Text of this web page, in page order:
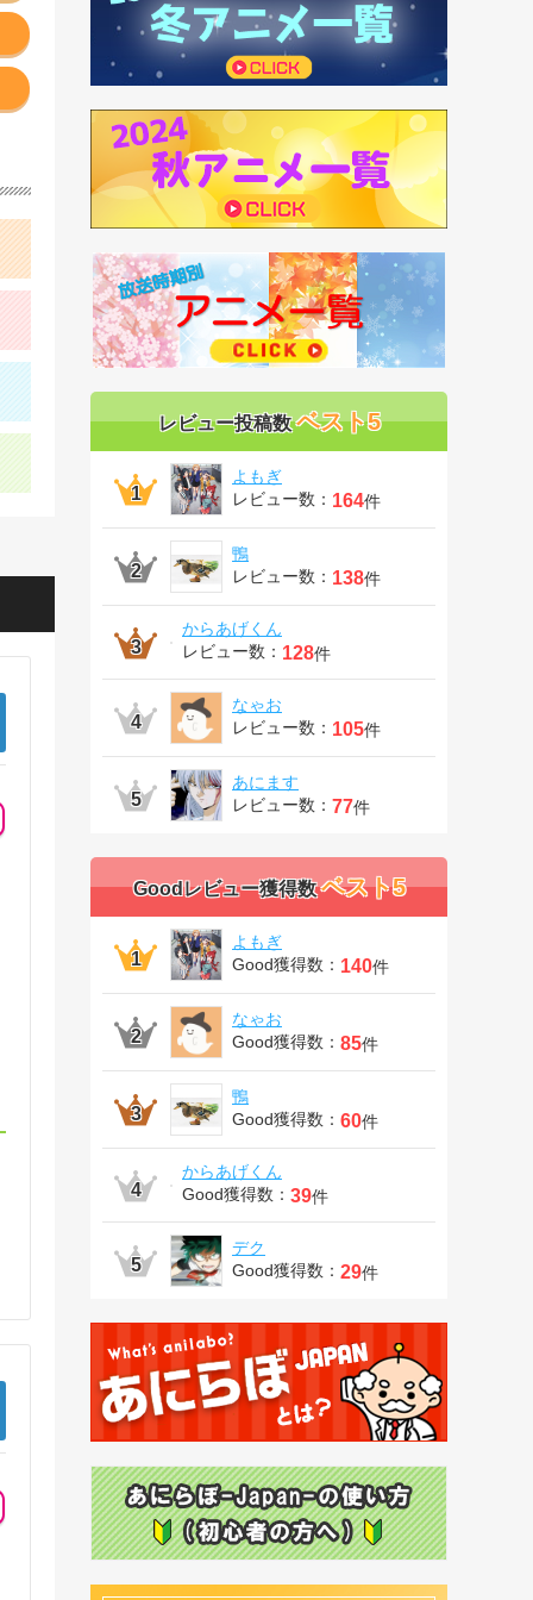
レビュー投稿数ベスト5
よもぎ
レビュー数： 164件
鴨
レビュー数： 138件
からあげくん
レビュー数： 128件
なゃお
レビュー数： 105件
あにます
レビュー数： 77件
Goodレビュー獲得数ベスト5
よもぎ
Good獲得数： 140件
なゃお
Good獲得数： 85件
鴨
Good獲得数： 60件
からあげくん
Good獲得数： 39件
デク
Good獲得数： 29件